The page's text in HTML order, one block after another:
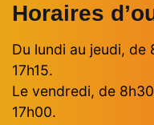
Horaires
Du lundi au jeudi, de
17h15.
Le vendredi, de
17h00.